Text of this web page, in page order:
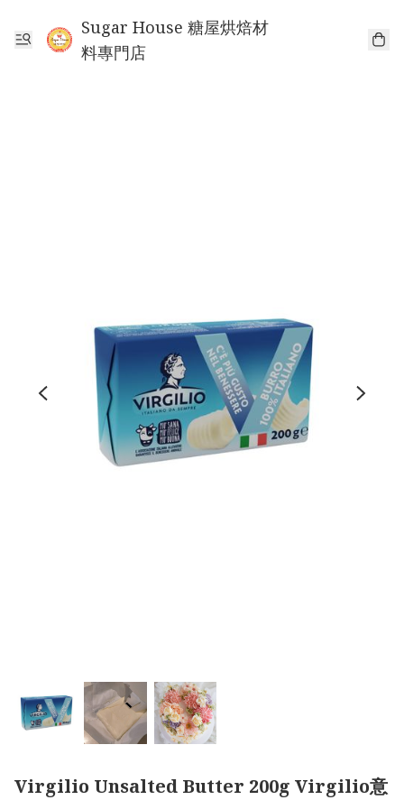
Sugar House 糖屋烘焙材
料專門店
Virgilio Unsalted Butter 200g Virgilio意